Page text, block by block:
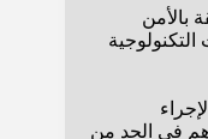
بالأمن
التكنولوجية
في الحد من